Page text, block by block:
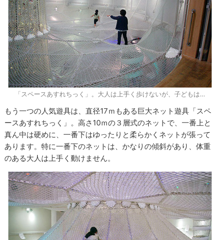
「スペースあすれちっく」。大人は上手く歩けないが、子どもは…
もう一つの人気遊具は、直径17ｍもある巨大ネット遊具「スペ
ースあすれちっく」。高さ 10ｍの３層式のネットで、一番上と
真ん中は硬めに、一番下はゆったりと柔らかくネットが張って
あります。特に一番下のネットは、かなりの傾斜があり、体重
のある大人は上手く動けません。